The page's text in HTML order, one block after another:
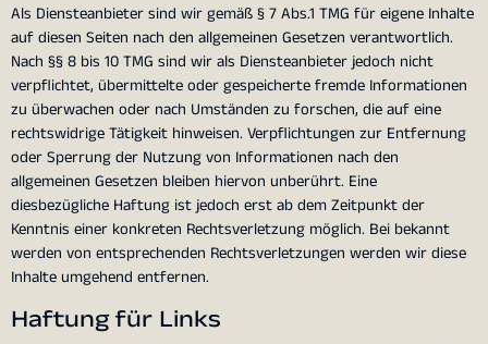
Als Diensteanbieter sind wir gemäß § 7 Abs.1 TMG für eigene Inhalte
auf diesen Seiten nach den allgemeinen Gesetzen verantwortlich.
Nach §§ 8 bis 10 TMG sind wir als Diensteanbieter jedoch nicht
verpflichtet, übermittelte oder gespeicherte fremde Informationen
zu überwachen oder nach Umständen zu forschen, die auf eine
rechtswidrige Tätigkeit hinweisen. Verpflichtungen zur Entfernung
oder Sperrung der Nutzung von Informationen nach den
allgemeinen Gesetzen bleiben hiervon unberührt. Eine
diesbezügliche Haftung ist jedoch erst ab dem Zeitpunkt der
Kenntnis einer konkreten Rechtsverletzung möglich. Bei bekannt
werden von entsprechenden Rechtsverletzungen werden wir diese
Inhalte umgehend entfernen.
Haftung für Links